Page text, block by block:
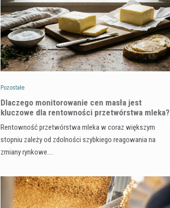
Pozostałe
Dlaczego monitorowanie cen masła jest
kluczowe dla rentowności przetwórstwa mleka?
Rentowność przetwórstwa mleka w coraz większym
stopniu zależy od zdolności szybkiego reagowania na
zmiany rynkowe.…